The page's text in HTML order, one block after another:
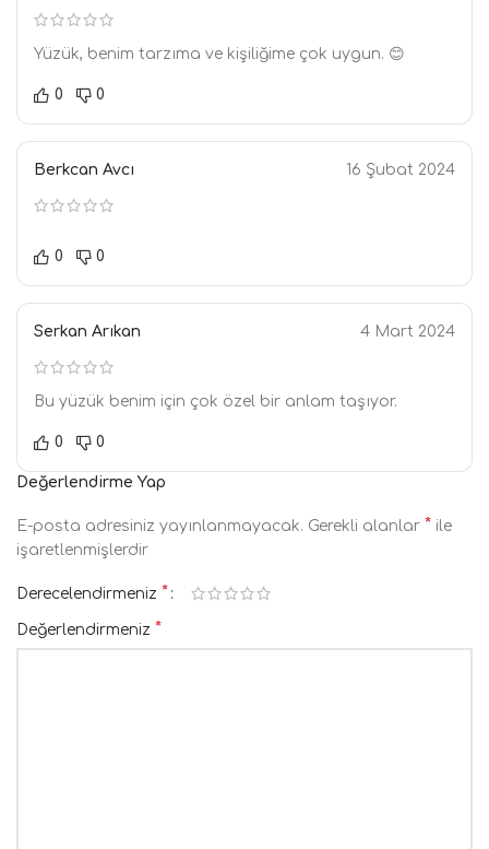
Yüzük, benim tarzıma ve kişiliğime çok uygun. 😊
0 0
Berkcan Avcı 16 Şubat 2024
0 0
Serkan Arıkan 4 Mart 2024
Bu yüzük benim için çok özel bir anlam taşıyor.
0 0
Değerlendirme Yap
E-posta adresiniz yayınlanmayacak. Gerekli alanlar * ile
işaretlenmişlerdir
Derecelendirmeniz *
Değerlendirmeniz *